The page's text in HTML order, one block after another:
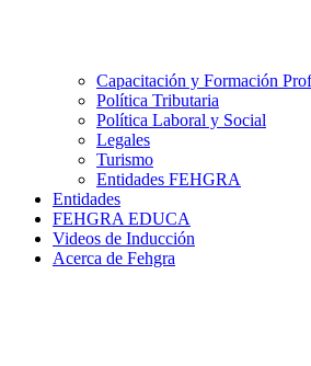
Capacitación y Formación
Política Tributaria
Política Laboral y Social
Legales
Turismo
Entidades FEHGRA
Entidades
FEHGRA EDUCA
Videos de Inducción
Acerca de Fehgra